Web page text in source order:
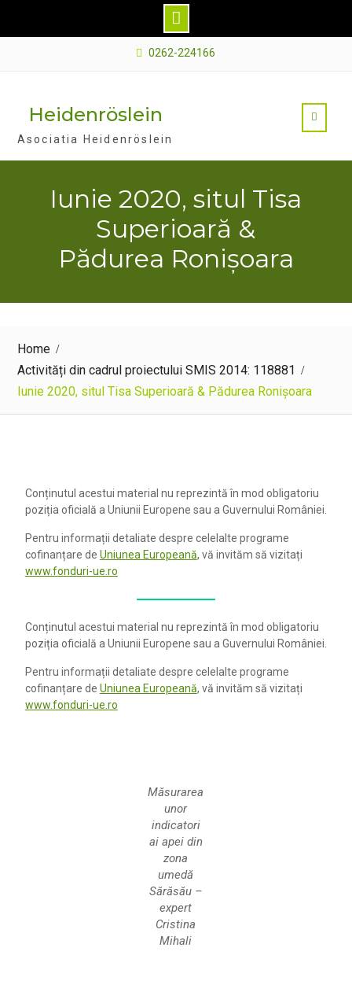
0262-224166
Heidenröslein
Asociatia Heidenröslein
Iunie 2020, situl Tisa
Superioară &
Pădurea Ronișoara
Home
Activități din cadrul proiectului SMIS 2014: 118881
Iunie 2020, situl Tisa Superioară & Pădurea Ronișoara
Conținutul acestui material nu reprezintă în mod obligatoriu
poziția oficială a Uniunii Europene sau a Guvernului României.
Pentru informații detaliate despre celelalte programe
cofinanțare de Uniunea Europeană, vă invităm să vizitați
www.fonduri-ue.ro
Conținutul acestui material nu reprezintă în mod obligatoriu
poziția oficială a Uniunii Europene sau a Guvernului României.
Pentru informații detaliate despre celelalte programe
cofinanțare de Uniunea Europeană, vă invităm să vizitați
www.fonduri-ue.ro
Măsurarea
unor
indicatori
ai apei din
zona
umedă
Sărăsău –
expert
Cristina
Mihali